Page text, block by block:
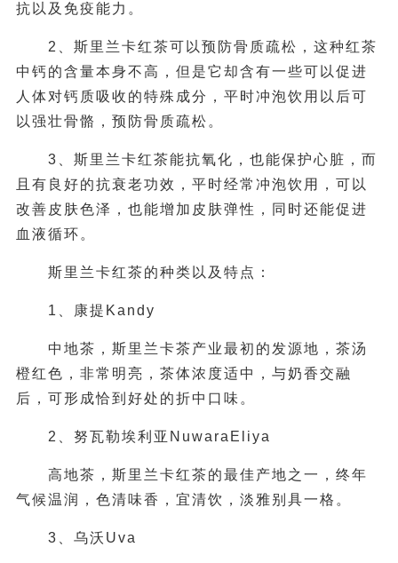
抗以及免疫能力。
2、斯里兰卡红茶可以预防骨质疏松，这种红茶
中钙的含量本身不高，但是它却含有一些可以促进
人体对钙质吸收的特殊成分，平时冲泡饮用以后可
以强壮骨骼，预防骨质疏松。
3、斯里兰卡红茶能抗氧化，也能保护心脏，而
且有良好的抗衰老功效，平时经常冲泡饮用，可以
改善皮肤色泽，也能增加皮肤弹性，同时还能促进
血液循环。
斯里兰卡红茶的种类以及特点：
1、康提Kandy
中地茶，斯里兰卡茶产业最初的发源地，茶汤
橙红色，非常明亮，茶体浓度适中，与奶香交融
后，可形成恰到好处的折中口味。
2、努瓦勒埃利亚NuwaraEliya
高地茶，斯里兰卡红茶的最佳产地之一，终年
气候温润，色清味香，宜清饮，淡雅别具一格。
3、乌沃Uva